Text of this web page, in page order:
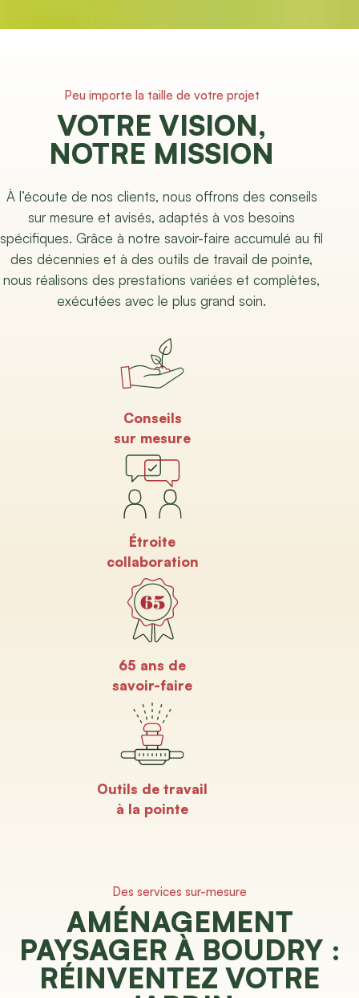
Peu importe la taille de votre projet
VOTRE VISION,
NOTRE MISSION
À l’écoute de nos clients, nous offrons des conseils
sur mesure et avisés, adaptés à vos besoins
spécifiques. Grâce à notre savoir-faire accumulé au fil
des décennies et à des outils de travail de pointe,
nous réalisons des prestations variées et complètes,
exécutées avec le plus grand soin.
Conseils
sur mesure
Étroite
collaboration
65 ans de
savoir-faire
Outils de travail
à la pointe
Des services sur-mesure
AMÉNAGEMENT
PAYSAGER À BOUDRY :
RÉINVENTEZ VOTRE